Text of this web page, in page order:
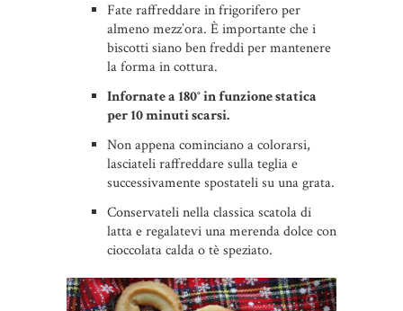
Fate raffreddare in frigorifero per
almeno mezz’ora. È importante che i
biscotti siano ben freddi per mantenere
la forma in cottura.
Infornate a 180° in funzione statica
per 10 minuti scarsi.
Non appena cominciano a colorarsi,
lasciateli raffreddare sulla teglia e
successivamente spostateli su una grata.
Conservateli nella classica scatola di
latta e regalatevi una merenda dolce con
cioccolata calda o tè speziato.